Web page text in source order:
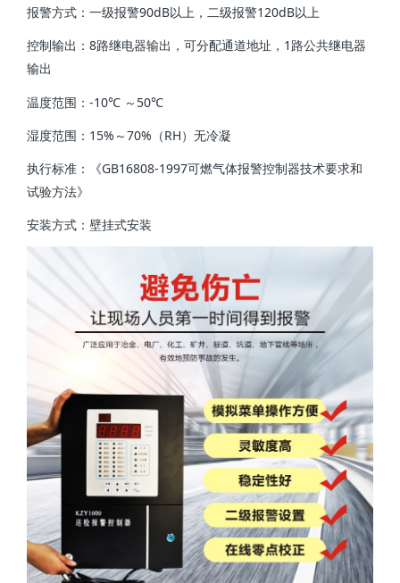
报警方式：一级报警90dB以上，二级报警120dB以上
控制输出： 8路继电器输出，可分配通道地址， 1 路公共继电器
输出
温度范围： -10℃ ～ 50℃
湿度范围： 15% ～ 70% （ RH ）无冷凝
执行标准：《GB16808-1997可燃气体报警控制器技术要求和
试验方法》
安装方式：壁挂式安装